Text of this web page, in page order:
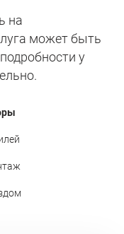
на
может быть
у